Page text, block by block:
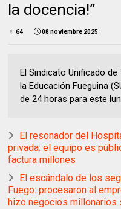
la docencia!”
64 08 noviembre 2025
El Sindicato Unificado
la Educación Fueguina
de 24 horas para este
El resonador del
privada: el equipo es
factura millones
El escándalo de los
Fuego: procesaron al
hizo negocios millonarios